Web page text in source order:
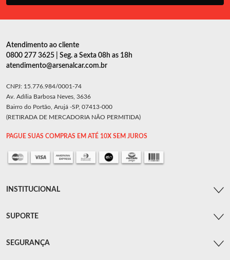
Atendimento ao cliente
0800 277 3625 | Seg. a Sexta 08h as 18h
atendimento@arsenalcar.com.br
CNPJ: 15.776.984/0001-74
Av. Adília Barbosa Neves, 3636
Bairro do Portão, Arujá -SP, 07413-000
(RETIRADA DE MERCADORIA NÃO PERMITIDA)
PAGUE SUAS COMPRAS EM ATÉ 10X SEM JUROS
INSTITUCIONAL
SUPORTE
SEGURANÇA